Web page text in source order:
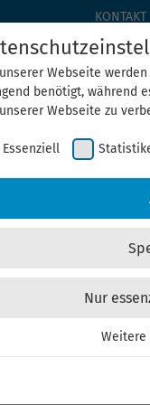
KONTAKT
THEGA
und
Webseite
benötigt, während
Webseite zu
Essenziell
Nur
Cookies
Weitere